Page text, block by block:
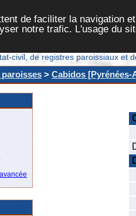
de faciliter la navigation
notre trafic. L'usage du
civil, de registres paroissiaux et
> Cabidos [Pyrénées-